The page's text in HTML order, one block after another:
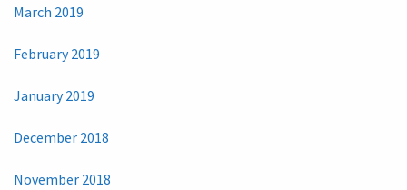
March 2019
February 2019
January 2019
December 2018
November 2018